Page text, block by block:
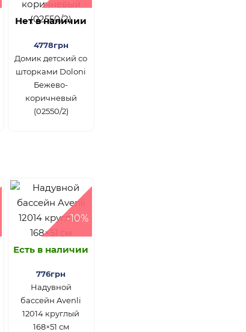
Нет в наличии
4778грн
Домик детский со
шторками Doloni
Бежево-
коричневый
(02550/2)
-10%
Есть в наличии
776грн
Надувной
бассейн Avenli
12014 круглый
168×51 см